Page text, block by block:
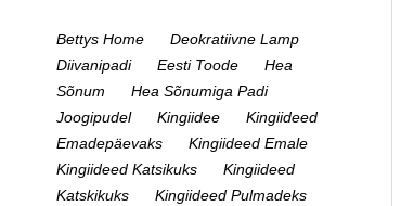
Bettys Home
Deokratiivne Lamp
Diivanipadi
Eesti Toode
Hea
Sõnum
Hea Sõnumiga Padi
Joogipudel
Kingiidee
Kingiideed
Emadepäevaks
Kingiideed Emale
Kingiideed Katsikuks
Kingiideed
Katskikuks
Kingiideed Pulmadeks